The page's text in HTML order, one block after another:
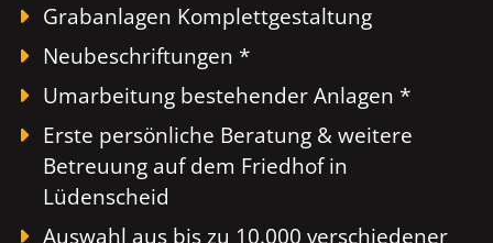
Grabanlagen Komplettgestaltung
Neubeschriftungen *
Umarbeitung bestehender Anlagen *
Erste persönliche Beratung & weitere
Betreuung auf dem Friedhof in
Lüdenscheid
Auswahl aus bis zu 10.000 verschiedener